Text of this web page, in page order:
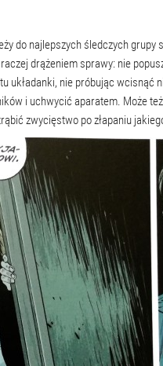
do najlepszych śledczych
drążeniem sprawy: nie
układanki, nie próbując wcisnąć
i uchwycić aparatem. Może
zwycięstwo po złapaniu